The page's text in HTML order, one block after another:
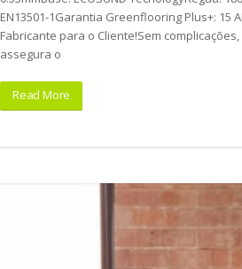
EN13501-1Garantia Greenflooring Plus+: 15
Fabricante para o Cliente!Sem
assegura o
Read More